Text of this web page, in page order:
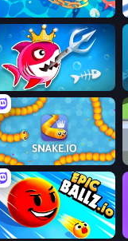
Deep Sea Duel
Fish Stab Getting Big
Snake.io
EpicBallz.io